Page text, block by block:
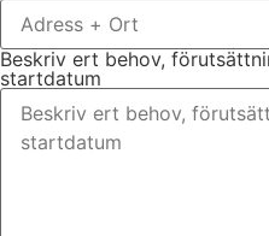
Beskriv ert behov,
startdatum